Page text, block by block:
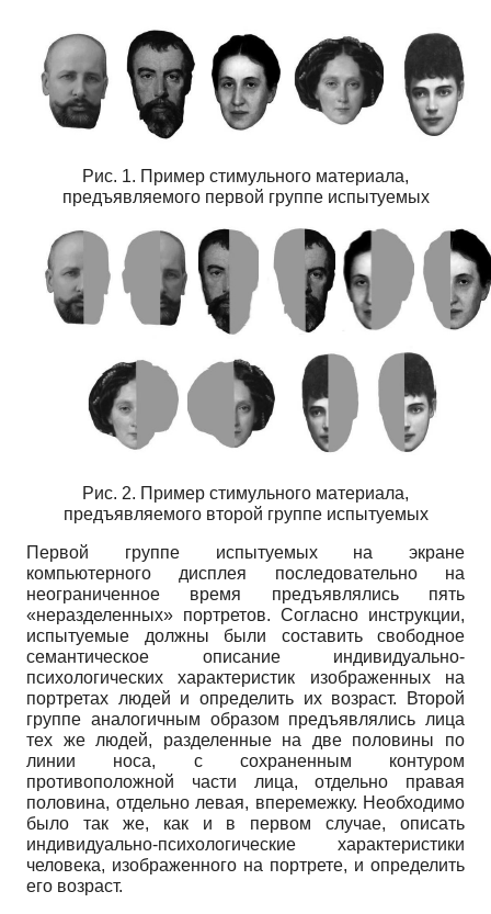
Рис. 1. Пример стимульного материала,
предъявляемого первой группе испытуемых
Рис. 2. Пример стимульного материала,
предъявляемого второй группе испытуемых
Первой группе испытуемых на экране
компьютерного дисплея последовательно на
неограниченное время предъявлялись пять
«неразделенных» портретов. Согласно инструкции,
испытуемые должны были составить свободное
семантическое описание индивидуально-
психологических характеристик изображенных на
портретах людей и определить их возраст. Второй
группе аналогичным образом предъявлялись лица
тех же людей, разделенные на две половины по
линии носа, с сохраненным контуром
противоположной части лица, отдельно правая
половина, отдельно левая, вперемежку. Необходимо
было так же, как и в первом случае, описать
индивидуально-психологические характеристики
человека, изображенного на портрете, и определить
его возраст.